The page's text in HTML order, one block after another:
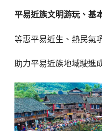
平易近族文明游玩、基
等惠平易近生、熱民氣
助力平易近族地域駛進